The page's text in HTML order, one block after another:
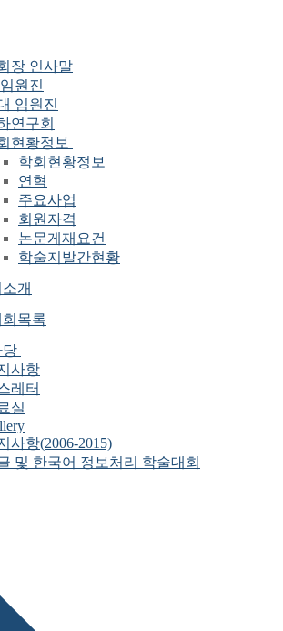
장 인사말
원진
임원진
연구회
현황정보
학회현황정보
연혁
주요사업
회원자격
논문게재요건
학술지발간현황
개
목록
당
사항
레터
실
사항(2006-2015)
및 한국어 정보처리 학술대회